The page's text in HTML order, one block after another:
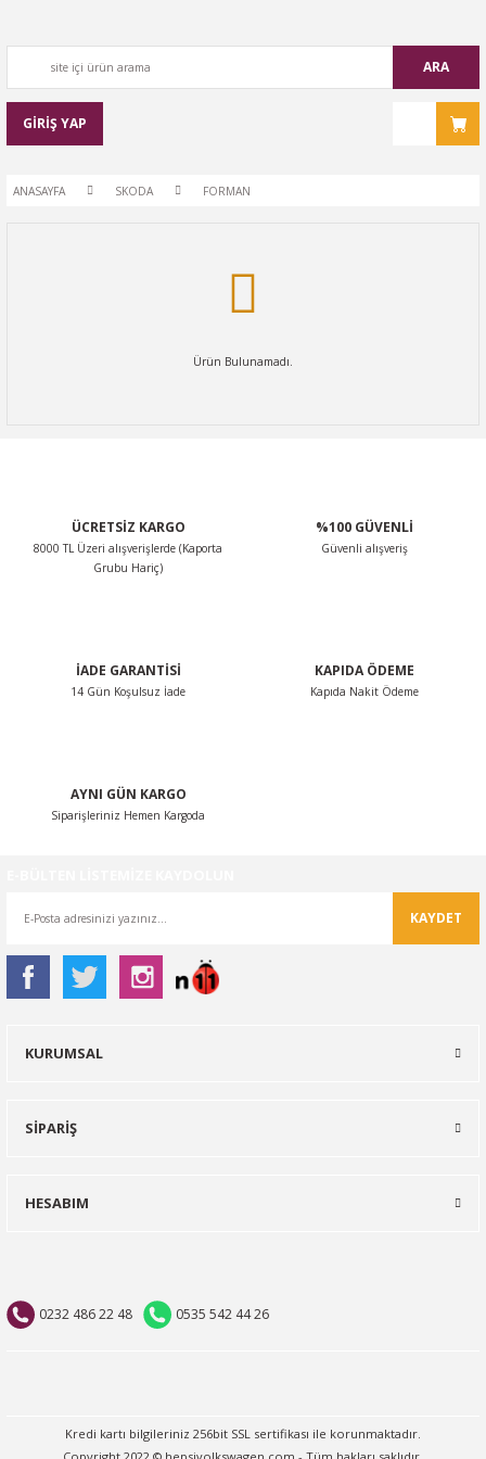
ARA
GİRİŞ YAP
ANASAYFA SKODA FORMAN
Ürün Bulunamadı.
ÜCRETSİZ KARGO
8000 TL Üzeri alışverişlerde (Kaporta
Grubu Hariç)
%100 GÜVENLİ
Güvenli alışveriş
İADE GARANTİSİ
14 Gün Koşulsuz İade
KAPIDA ÖDEME
Kapıda Nakit Ödeme
AYNI GÜN KARGO
Siparişleriniz Hemen Kargoda
KAYDET
0232 486 22 48 0535 542 44 26
KURUMSAL
SİPARİŞ
HESABIM
Kredi kartı bilgileriniz 256bit SSL sertifikası ile korunmaktadır.